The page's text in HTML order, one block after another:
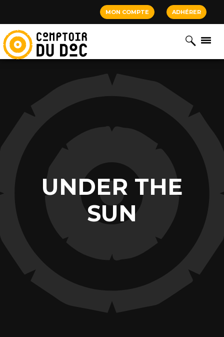
MON COMPTE ADHÉRER
UNDER THE
SUN
Cookies management panel